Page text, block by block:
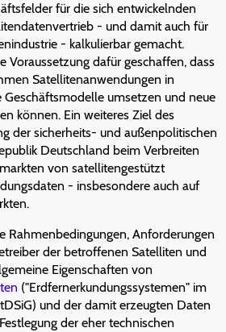
für die sich entwickelnden
- und damit auch für
- kalkulierbar gemacht.
Voraussetzung dafür geschaffen, dass
Satellitenanwendungen in
umsetzen und neue
können. Ein weiteres Ziel des
der sicherheits- und außenpolitischen
Deutschland beim Verbreiten
von satellitengestützt
- insbesondere auch auf
Rahmenbedingungen, Anforderungen
der betroffenen Satelliten und
Eigenschaften von
("Erdfernerkundungssystemen" im
und der damit erzeugten Daten
der eher technischen